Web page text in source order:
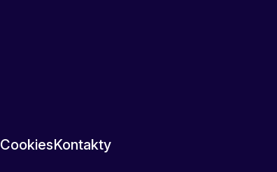
CookiesKontakty